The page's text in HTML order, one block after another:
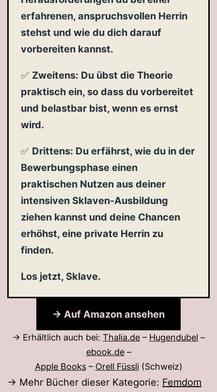
erfahrenen, anspruchsvollen Herrin
stehst und wie du dich darauf
vorbereiten kannst.
✅ Zweitens: Du übst die Theorie
praktisch ein, so dass du vorbereitet
und belastbar bist, wenn es ernst
wird.
✅ Drittens: Du erfährst, wie du in der
Bewerbungsphase einen
praktischen Nutzen aus deiner
intensiven Sklaven-Ausbildung
ziehen kannst und deine Chancen
erhöhst, eine private Herrin zu
finden.
Los jetzt, Sklave.
→ Auf Amazon ansehen
→ Erhältlich auch bei: Thalia.de – Hugendubel –
ebook.de–
Apple Books– Orell Füssli(Schweiz)
→ Mehr Bücher dieser Kategorie: Femdom